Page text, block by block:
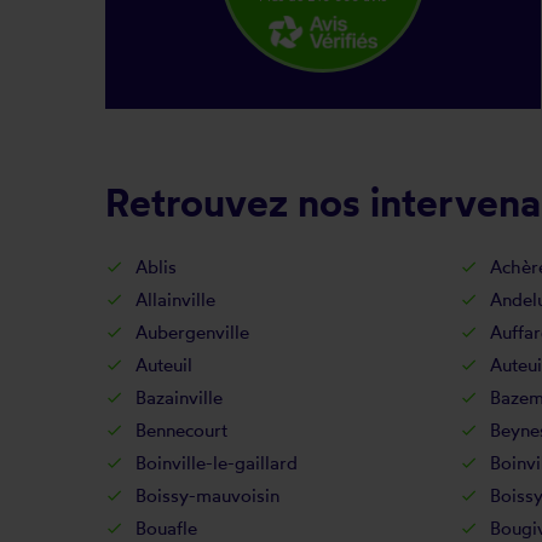
Retrouvez nos
Ablis
Allainville
Aubergenville
Auteuil
Bazainville
Bennecourt
Boinville-le-gaillard
Boissy-mauvoisin
Bouafle